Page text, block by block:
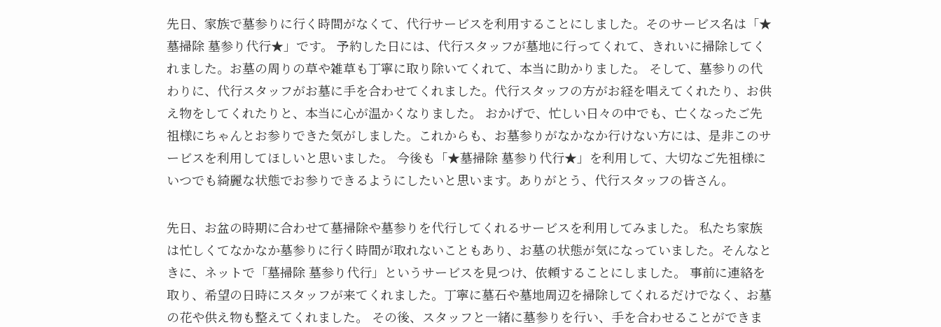
先日、家族で墓参りに行く時間がなくて、代行サービスを利用することにしました。そのサービス名は「★
墓掃除 墓参り代行★」です。 予約した日には、代行スタッフが墓地に行ってくれて、きれいに掃除してく
れました。お墓の周りの草や雑草も丁寧に取り除いてくれて、本当に助かりました。 そして、墓参りの代
わりに、代行スタッフがお墓に手を合わせてくれました。代行スタッフの方がお経を唱えてくれたり、お供
え物をしてくれたりと、本当に心が温かくなりました。 おかげで、忙しい日々の中でも、亡くなったご先
祖様にちゃんとお参りできた気がしました。これからも、お墓参りがなかなか行けない方には、是非このサ
ービスを利用してほしいと思いました。 今後も「★墓掃除 墓参り代行★」を利用して、大切なご先祖様に
いつでも綺麗な状態でお参りできるようにしたいと思います。ありがとう、代行スタッフの皆さん。
先日、お盆の時期に合わせて墓掃除や墓参りを代行してくれるサービスを利用してみました。 私たち家族
は忙しくてなかなか墓参りに行く時間が取れないこともあり、お墓の状態が気になっていました。そんなと
きに、ネットで「墓掃除 墓参り代行」というサービスを見つけ、依頼することにしました。 事前に連絡を
取り、希望の日時にスタッフが来てくれました。丁寧に墓石や墓地周辺を掃除してくれるだけでなく、お墓
の花や供え物も整えてくれました。 その後、スタッフと一緒に墓参りを行い、手を合わせることができま